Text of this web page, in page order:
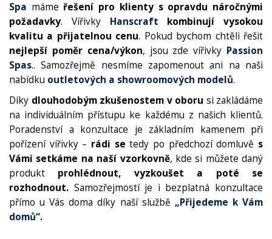
Spa mámeřešení pro klienty s opravdu náročnými
požadavky. Vířivky Hanscraft
kombinují vysokou
kvalitu a přijatelnou cenu. Pokud bychom chtěli řešit
nejlepší poměr cena/výkon, jsou zde vířivky Passion
Spas.. Samozřejmě nesmíme zapomenout ani na naši
nabídku outletových a showroomových modelů.
Díky dlouhodobým zkušenostem v oboru si zakládáme
na individuálním přístupu ke každému z našich klientů.
Poradenství a konzultace je základním kamenem při
pořízení vířivky – rádi se tedy po předchozí domluvě s
Vámi setkáme na naší vzorkovně, kde si můžete daný
produkt prohlédnout, vyzkoušet a poté se
rozhodnout. Samozřejmostí je i bezplatná konzultace
přímo u Vás doma díky naší službě „Přijedeme k Vám
domů“.